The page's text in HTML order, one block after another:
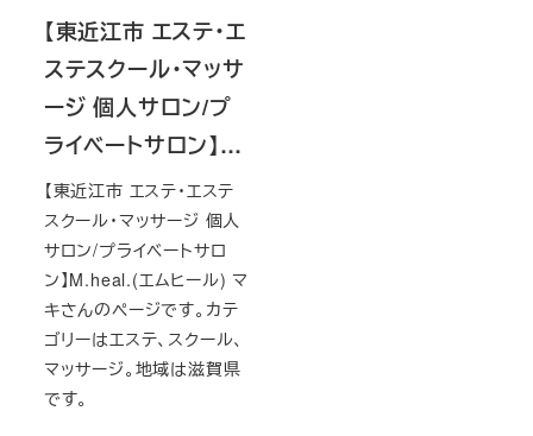
【東近江市 エステ・エ
ステスクール・マッサ
ージ 個人サロン/プ
ライベートサロン】…
【東近江市 エステ・エステ
スクール・マッサージ 個人
サロン/プライベートサロ
ン】M.heal.(エムヒール) マ
キさんのページです。カテ
ゴリーはエステ、スクール、
マッサージ。地域は滋賀県
です。